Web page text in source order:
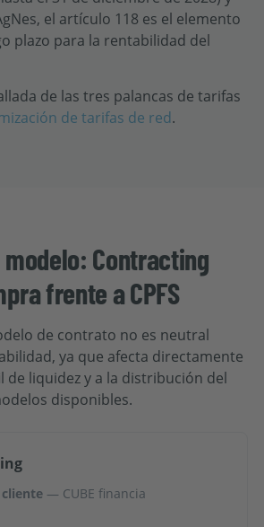
el artículo 118 es el elemento
plazo para la rentabilidad del
de las tres palancas de tarifas
de tarifas de red.
Contracting
frente a CPFS
de contrato no es neutral
ya que afecta directamente
de liquidez y a la distribución del
disponibles.
— CUBE financia